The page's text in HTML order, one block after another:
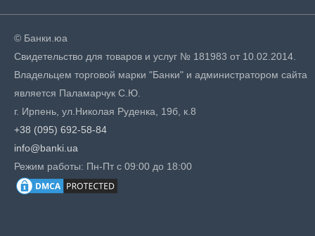
© Банки.юа
Свидетельство для товаров и услуг № 181983 от 10.02.2014.
Владельцем торговой марки "Банки" и администратором сайта
является Паламарчук С.Ю.
г. Ирпень, ул.Николая Руденка, 19б, к.8
+38 (095) 692-58-84
info@banki.ua
Режим работы: Пн-Пт с 09:00 до 18:00